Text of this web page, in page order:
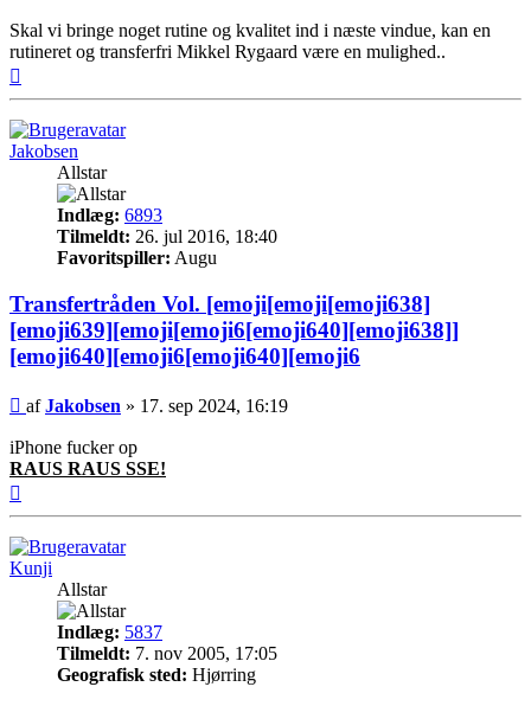
Skal vi bringe noget rutine og kvalitet ind i næste vindue, kan en
rutineret og transferfri Mikkel Rygaard være en mulighed..
Jakobsen
Allstar
Indlæg: 6893
Tilmeldt: 26. jul 2016, 18:40
Favoritspiller: Augu
Transfertråden Vol. [emoji[emoji[emoji638]
[emoji639][emoji[emoji6[emoji640][emoji638]]
[emoji640][emoji6[emoji640][emoji6
Indlæg
afJakobsen » 17. sep 2024, 16:19
iPhone fucker op
RAUS RAUS SSE!
Kunji
Allstar
Indlæg: 5837
Tilmeldt: 7. nov 2005, 17:05
Geografisk sted: Hjørring